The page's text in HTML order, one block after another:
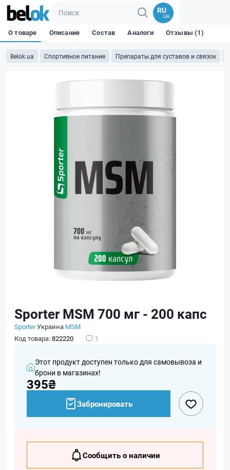
RU
UA
Belok.ua Спортивное питание Препараты для суставов и связок
О товаре Описание Состав Аналоги Отзывы (1)
Sporter MSM 700 мг - 200 капс
SporterУкраина MSM
Код товара:822220 1
Этот продукт доступен только для самовывоза и
брони в магазинах!
395₴
Забронировать
Сообщить о наличии